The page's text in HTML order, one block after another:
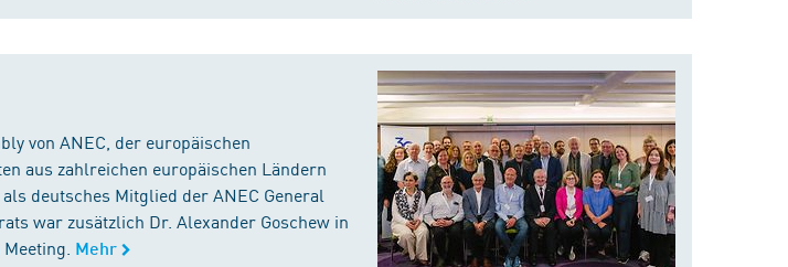
von ANEC, der europäischen
aus zahlreichen europäischen Ländern
deutsches Mitglied der ANEC General
war zusätzlich Dr. Alexander Goschew in
Mehr